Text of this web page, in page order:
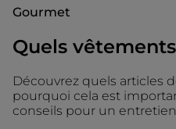
Gourmet
Quels
Découvrez quels articles
pourquoi cela est
conseils pour un